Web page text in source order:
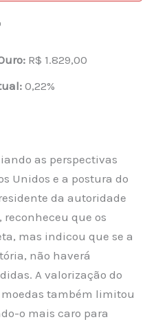
R$ 1.829,00
0,22%
as perspectivas
Unidos e a postura do
da autoridade
reconheceu que os
mas indicou que se a
não haverá
A valorização do
também limitou
o mais caro para